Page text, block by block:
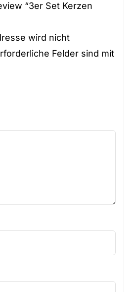
“3er Set Kerzen
wird nicht
Felder sind mit